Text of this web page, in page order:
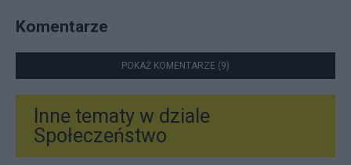
Komentarze
POKAŻ KOMENTARZE (9)
Inne tematy w dziale
Społeczeństwo